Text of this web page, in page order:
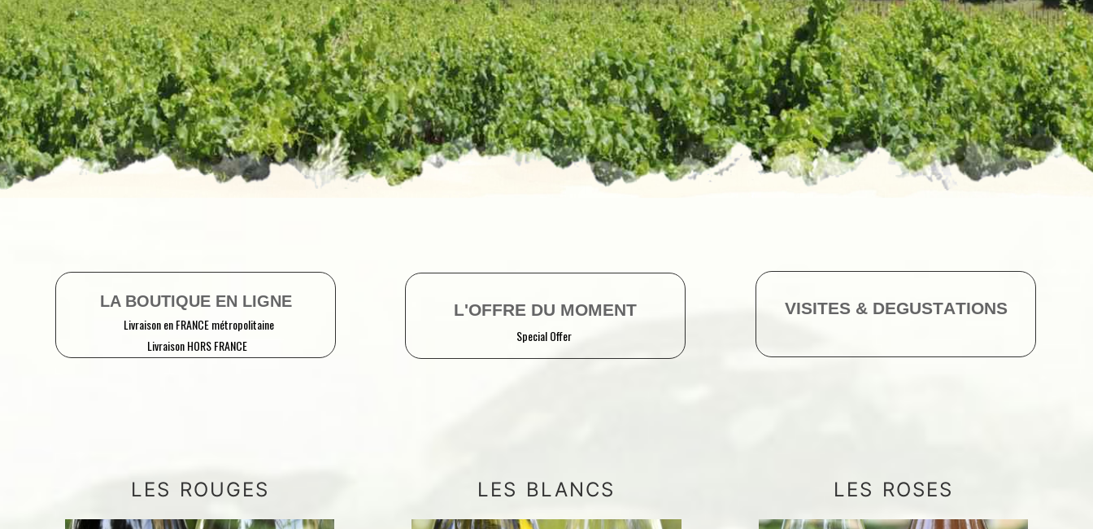
LA BOUTIQUE EN LIGNE L'OFFRE DU MOMENT
Livraison en FRANCE métropolitaine
Special Offer
Livraison HORS FRANCE
VISITES & DEGUSTATIONS
LES ROUGES LES BLANCS LES ROSES